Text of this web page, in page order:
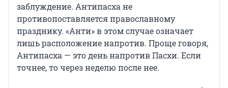
заблуждение. Антипасха не
противопоставляется православному
празднику. «Анти» в этом случае означает
лишь расположение напротив. Проще говоря,
Антипасха — это день напротив Пасхи. Если
точнее, то через неделю после нее.